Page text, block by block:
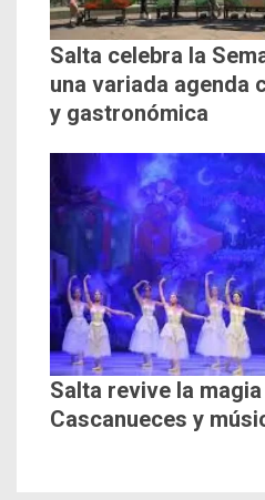
Salta celebra la
una variada agenda
y gastronómica
Salta revive la magia
Cascanueces y